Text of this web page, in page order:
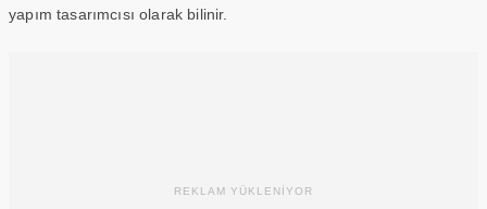
yapım tasarımcısı olarak bilinir.
REKLAM YÜKLENİYOR